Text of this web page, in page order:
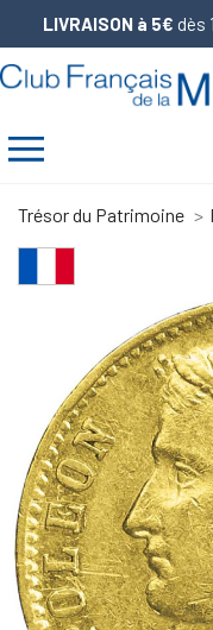
LIVRAISON à 5€ dès
Trésor du Patrimoine